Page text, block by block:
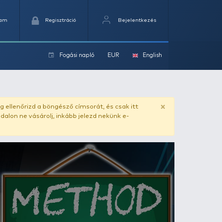
Kedvencek Kosaram
Fogási
. Vásárlás előtt mindig ellenőrizd a böngésző
csaló másolat - ilyen oldalon ne vásárolj, inkább